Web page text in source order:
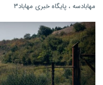
مهابادسه ، پایگاه خبری مهاباد۳